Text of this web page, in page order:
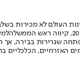
העולם לא מכירות
שגרירות בבירה, אך
האזרחיים,